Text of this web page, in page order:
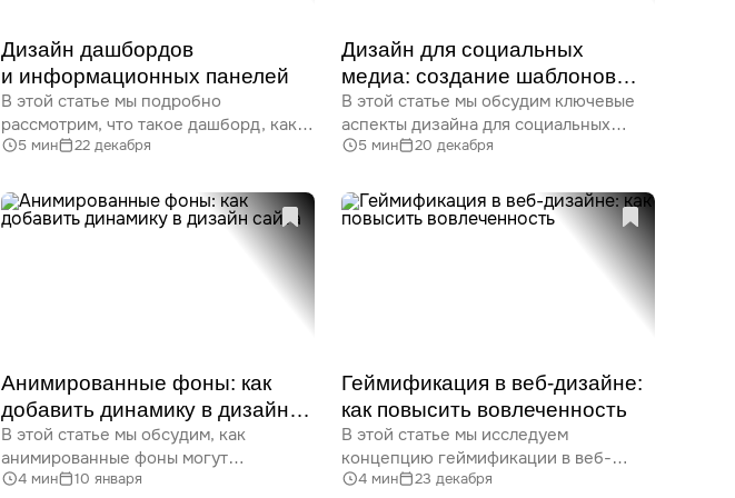
Дизайн дашбордов
и информационных панелей
В этой статье мы подробно
рассмотрим, что такое дашборд, как
создать эффективные
UX-дизайна, современные тренды,
а также рассмотрим примеры
успешных дашбордов и лучшие
В условиях, когда объем информации
растет с каждым днем, эффективный
бизнеса. Информационные панели
помогают визуализировать данные,
упростить анализ и принять более
обоснованные решения. Итак,
давайте окунемся в мир дашбордов
5 мин 22 декабря
Дизайн для социальных
медиа: создание шаблонов
и интерактивного контента
В этой статье мы обсудим ключевые
аспекты дизайна для социальных
медиа, включая создание эффектных
актуальные тренды и примеры
интерактивного контента. Узнайте,
пользователей и сделать ваш контент
5 мин 20 декабря
Анимированные фоны: как
добавить динамику в дизайн
сайта
В этой статье мы обсудим, как
анимированные фоны могут
преобразить веб-дизайн, добавить
4 мин 10 января
Геймификация в веб-дизайне:
как повысить вовлеченность
В этой статье мы исследуем
концепцию геймификации в веб-
дизайне и ее влияние
4 мин 23 декабря